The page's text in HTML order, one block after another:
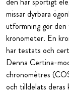
missar dyrbara
utformning gör
kronometer. En
har testats och
Denna Certina-
chronomètres
och tilldelats